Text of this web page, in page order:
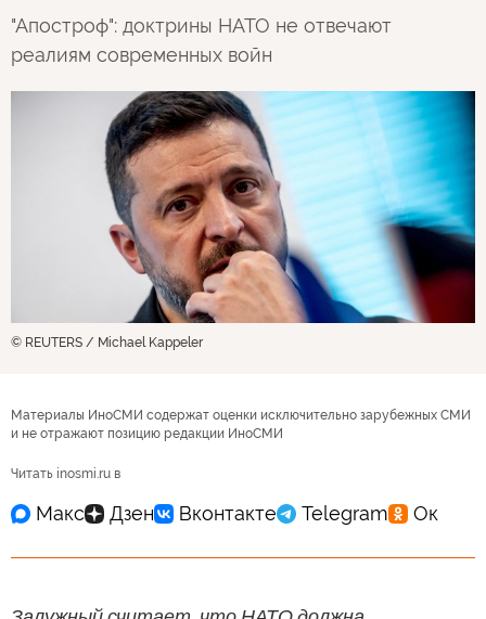
"Апостроф": доктрины НАТО не отвечают
реалиям современных войн
© REUTERS / Michael Kappeler
Материалы ИноСМИ содержат оценки исключительно зарубежных СМИ
и не отражают позицию редакции ИноСМИ
Читать inosmi.ru в